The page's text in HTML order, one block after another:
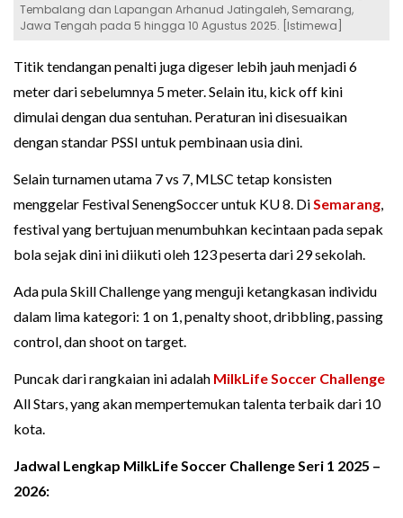
Tembalang dan Lapangan Arhanud Jatingaleh, Semarang,
Jawa Tengah pada 5 hingga 10 Agustus 2025. [Istimewa]
Titik tendangan penalti juga digeser lebih jauh menjadi 6
meter dari sebelumnya 5 meter. Selain itu, kick off kini
dimulai dengan dua sentuhan. Peraturan ini disesuaikan
dengan standar PSSI untuk pembinaan usia dini.
Selain turnamen utama 7 vs 7, MLSC tetap konsisten
menggelar Festival SenengSoccer untuk KU 8. DiSemarang,
festival yang bertujuan menumbuhkan kecintaan pada sepak
bola sejak dini ini diikuti oleh 123 peserta dari 29 sekolah.
Ada pula Skill Challenge yang menguji ketangkasan individu
dalam lima kategori: 1 on 1, penalty shoot, dribbling, passing
control, dan shoot on target.
Puncak dari rangkaian ini adalah MilkLife Soccer Challenge
All Stars, yang akan mempertemukan talenta terbaik dari 10
kota.
Jadwal Lengkap MilkLife Soccer Challenge Seri 1 2025 –
2026: